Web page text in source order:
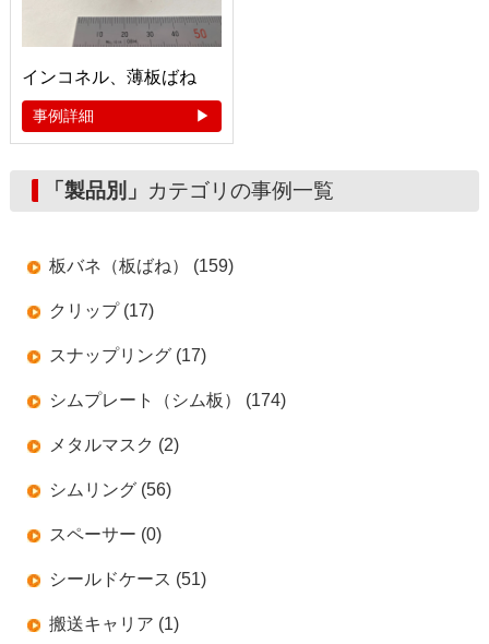
インコネル、薄板ばね
事例詳細
「製品別」 カテゴリの事例一覧
板バネ（板ばね） (159)
クリップ (17)
スナップリング (17)
シムプレート（シム板） (174)
メタルマスク (2)
シムリング (56)
スペーサー (0)
シールドケース (51)
搬送キャリア (1)